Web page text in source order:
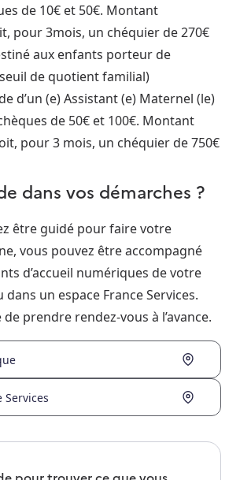
de 10€ et 50€. Montant
pour 3mois, un chéquier de 270€
aux enfants porteur de
de quotient familial)
d’un (e) Assistant (e) Maternel (le)
chèques de 50€ et 100€. Montant
pour 3 mois, un chéquier de 750€
dans vos démarches ?
être guidé pour faire votre
vous pouvez être accompagné
d’accueil numériques de votre
un espace France Services.
prendre rendez-vous à l’avance.
Services